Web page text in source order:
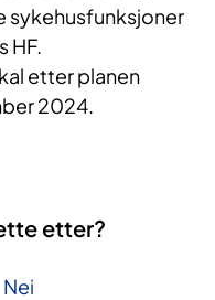
sykehusfunksjoner
HF.
etter planen
2024.
etter?
Nei